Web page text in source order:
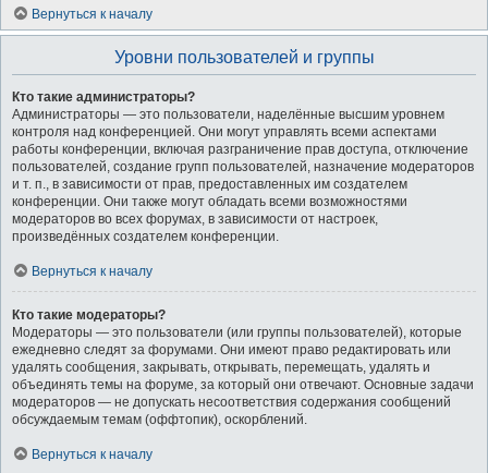
Вернуться к началу
Уровни пользователей и группы
Кто такие администраторы?
Администраторы — это пользователи, наделённые высшим уровнем
контроля над конференцией. Они могут управлять всеми аспектами
работы конференции, включая разграничение прав доступа, отключение
пользователей, создание групп пользователей, назначение модераторов
и т. п., в зависимости от прав, предоставленных им создателем
конференции. Они также могут обладать всеми возможностями
модераторов во всех форумах, в зависимости от настроек,
произведённых создателем конференции.
Вернуться к началу
Кто такие модераторы?
Модераторы — это пользователи (или группы пользователей), которые
ежедневно следят за форумами. Они имеют право редактировать или
удалять сообщения, закрывать, открывать, перемещать, удалять и
объединять темы на форуме, за который они отвечают. Основные задачи
модераторов — не допускать несоответствия содержания сообщений
обсуждаемым темам (оффтопик), оскорблений.
Вернуться к началу